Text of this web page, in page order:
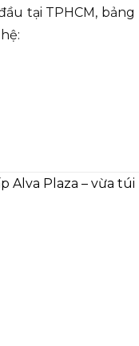
tại TPHCM,